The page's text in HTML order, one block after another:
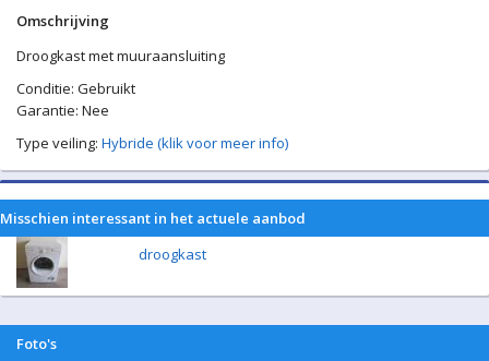
Omschrijving
Droogkast met muuraansluiting
Conditie: Gebruikt
Garantie: Nee
Type veiling: Hybride (klik voor meer info)
Misschien interessant in het actuele aanbod
droogkast
Foto's